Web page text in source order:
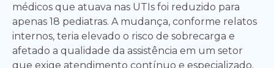
médicos que atuava nas UTIs foi reduzido para
apenas 18 pediatras. A mudança, conforme relatos
internos, teria elevado o risco de sobrecarga e
afetado a qualidade da assistência em um setor
que exige atendimento contínuo e especializado.